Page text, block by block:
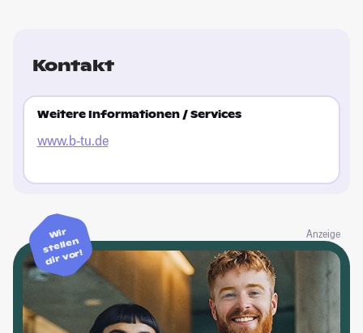
Kontakt
Weitere Informationen / Services
www.b-tu.de
Anzeige
Wir
stellen
dir vor!